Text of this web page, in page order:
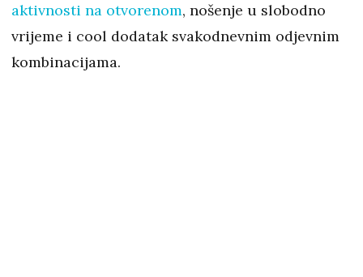
aktivnosti na otvorenom, nošenje u slobodno
vrijeme i cool dodatak svakodnevnim odjevnim
kombinacijama.